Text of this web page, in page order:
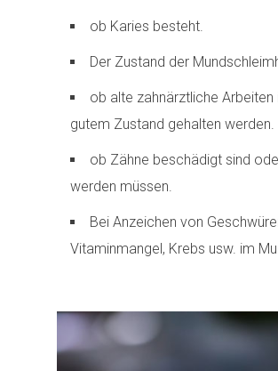
ob Karies besteht.
Der Zustand der
ob alte zahnärztliche Arbeiten
gutem Zustand gehalten werden.
ob Zähne beschädigt sind
werden müssen.
Bei Anzeichen von
Vitaminmangel, Krebs usw. im